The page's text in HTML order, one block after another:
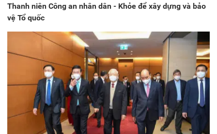
Thanh niên Công an nhân dân - Khỏe để xây dựng và bảo
vệ Tổ quốc